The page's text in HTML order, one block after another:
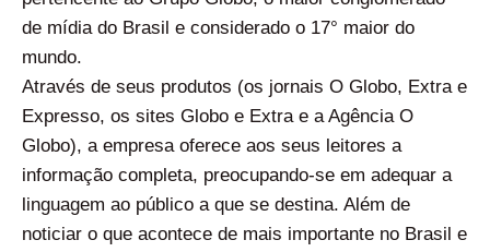
de mídia do Brasil e considerado o 17° maior do
mundo.
Através de seus produtos (os jornais O Globo, Extra e
Expresso, os sites Globo e Extra e a Agência O
Globo), a empresa oferece aos seus leitores a
informação completa, preocupando-se em adequar a
linguagem ao público a que se destina. Além de
noticiar o que acontece de mais importante no Brasil e